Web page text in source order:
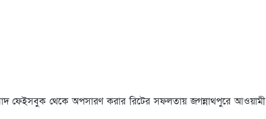
ফেইসবুক থেকে অপসারণ করার রিটের সফলতায় জগন্নাথপুরে আওয়ামী